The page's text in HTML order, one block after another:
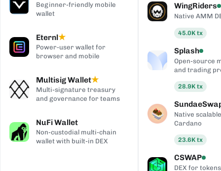
Beginner-friendly mobile
wallet
Eternl★
Power-user wallet for
browser and mobile
Multisig Wallet★
Multi-signature treasury
and governance for teams
NuFi Wallet
Non-custodial multi-chain
wallet with built-in DEX
WingRiders
Native AMM
45.0K tx
Splash
Open-source
and trading
28.9K tx
Native
Cardano
23.6K tx
CSWAP
DEX for